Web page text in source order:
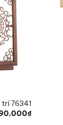
76341
₫Current